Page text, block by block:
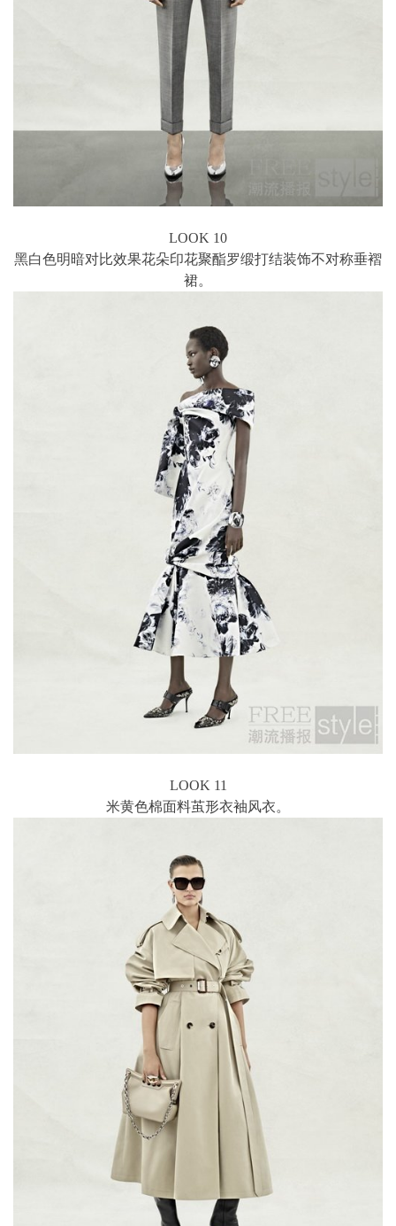
LOOK 10
黑白色明暗对比效果花朵印花聚酯罗缎打结装饰不对称垂褶
裙。
LOOK 11
米黄色棉面料茧形衣袖风衣。